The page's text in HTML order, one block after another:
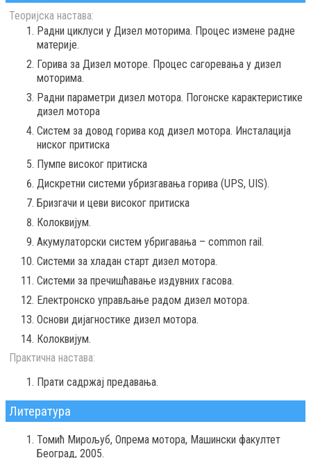
Теоријска настава:
Радни циклуси у Дизел моторима. Процес измене радне
материје.
Горива за Дизел моторе. Процес сагоревања у дизел
моторима.
Радни параметри дизел мотора. Погонске карактеристике
дизел мотора
Систем за довод горива код дизел мотора. Инсталација
ниског притиска
Пумпе високог притиска
Дискретни системи убризгавања горива (UPS, UIS).
Бризгачи и цеви високог притиска
Колоквијум.
Акумулаторски систем убригавања – common rail.
Системи за хладан старт дизел мотора.
Системи за пречишћавање издувних гасова.
Електронско управљање радом дизел мотора.
Основи дијагностике дизел мотора.
Колоквијум.
Практична настава:
Прати садржај предавања.
Литература
Томић Мирољуб, Oпрема мотора, Машински факултет
Београд, 2005.